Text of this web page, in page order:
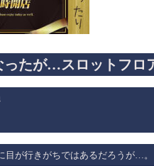
たが…スロットフロ
目が行きがちではあるだろうが…。